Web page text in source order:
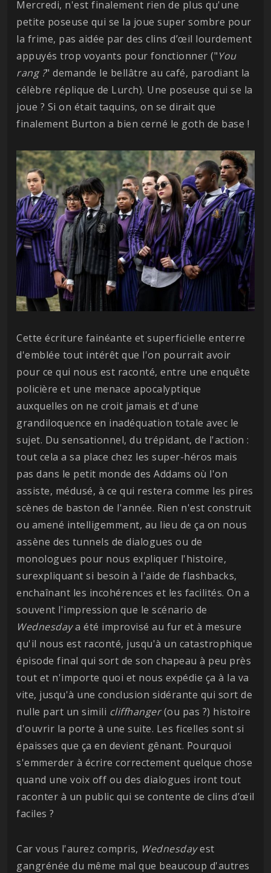
Mercredi, n'est finalement rien de plus qu'une
petite poseuse qui se la joue super sombre pour
la frime, pas aidée par des clins d’œil lourdement
appuyés trop voyants pour fonctionner ("You
rang ?" demande le bellâtre au café, parodiant la
célèbre réplique de Lurch). Une poseuse qui se la
joue ? Si on était taquins, on se dirait que
finalement Burton a bien cerné le goth de base !
Cette écriture fainéante et superficielle enterre
d'emblée tout intérêt que l'on pourrait avoir
pour ce qui nous est raconté, entre une enquête
policière et une menace apocalyptique
auxquelles on ne croit jamais et d'une
grandiloquence en inadéquation totale avec le
sujet. Du sensationnel, du trépidant, de l'action :
tout cela a sa place chez les super-héros mais
pas dans le petit monde des Addams où l'on
assiste, médusé, à ce qui restera comme les pires
scènes de baston de l'année. Rien n'est construit
ou amené intelligemment, au lieu de ça on nous
assène des tunnels de dialogues ou de
monologues pour nous expliquer l'histoire,
surexpliquant si besoin à l'aide de flashbacks,
enchaînant les incohérences et les facilités. On a
souvent l'impression que le scénario de
Wednesdaya été improvisé au fur et à mesure
qu'il nous est raconté, jusqu'à un catastrophique
épisode final qui sort de son chapeau à peu près
tout et n'importe quoi et nous expédie ça à la va
vite, jusqu'à une conclusion sidérante qui sort de
nulle part un simili cliffhanger(ou pas ?) histoire
d'ouvrir la porte à une suite. Les ficelles sont si
épaisses que ça en devient gênant. Pourquoi
s'emmerder à écrire correctement quelque chose
quand une voix off ou des dialogues iront tout
raconter à un public qui se contente de clins d’œil
faciles ?
Car vous l'aurez compris, Wednesdayest
gangrénée du même mal que beaucoup d'autres